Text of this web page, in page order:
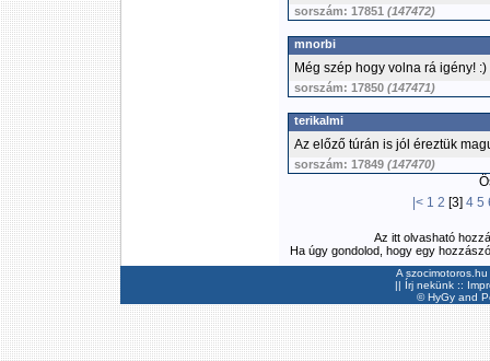
sorszám: 17851 (147472)
mnorbi
Még szép hogy volna rá igény! :)
sorszám: 17850 (147471)
terikalmi
Az előző túrán is jól éreztük
sorszám: 17849 (147470)
|< 1 2 [3] 4 5
Az itt olvasható
Ha úgy gondolod, hogy egy
A
|| Írj nekünk ::
©HyGyand